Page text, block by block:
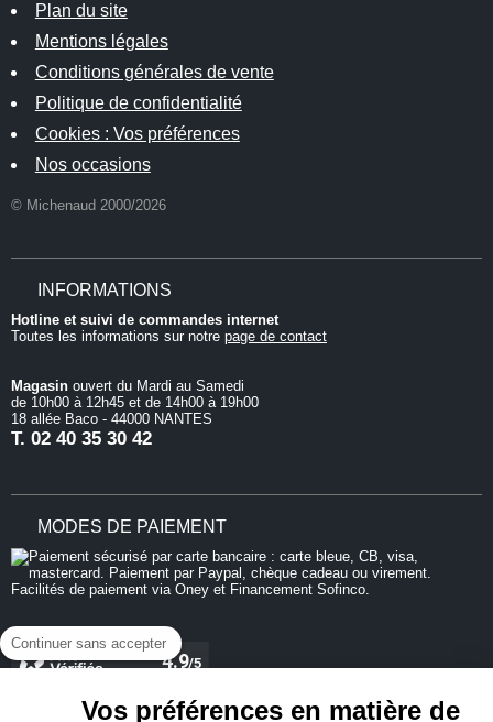
Continuer sans accepter
Vos préférences en matière de
Plan du site
Mentions légales
Conditions générales de vente
Politique de confidentialité
Cookies : Vos préférences
Nos occasions
© Michenaud 2000/2026
INFORMATIONS
Hotline et suivi de commandes internet
Toutes les informations sur notre page de contact
Magasin ouvert du Mardi au Samedi
de 10h00 à 12h45 et de 14h00 à 19h00
18 allée Baco - 44000 NANTES
T. 02 40 35 30 42
MODES DE PAIEMENT